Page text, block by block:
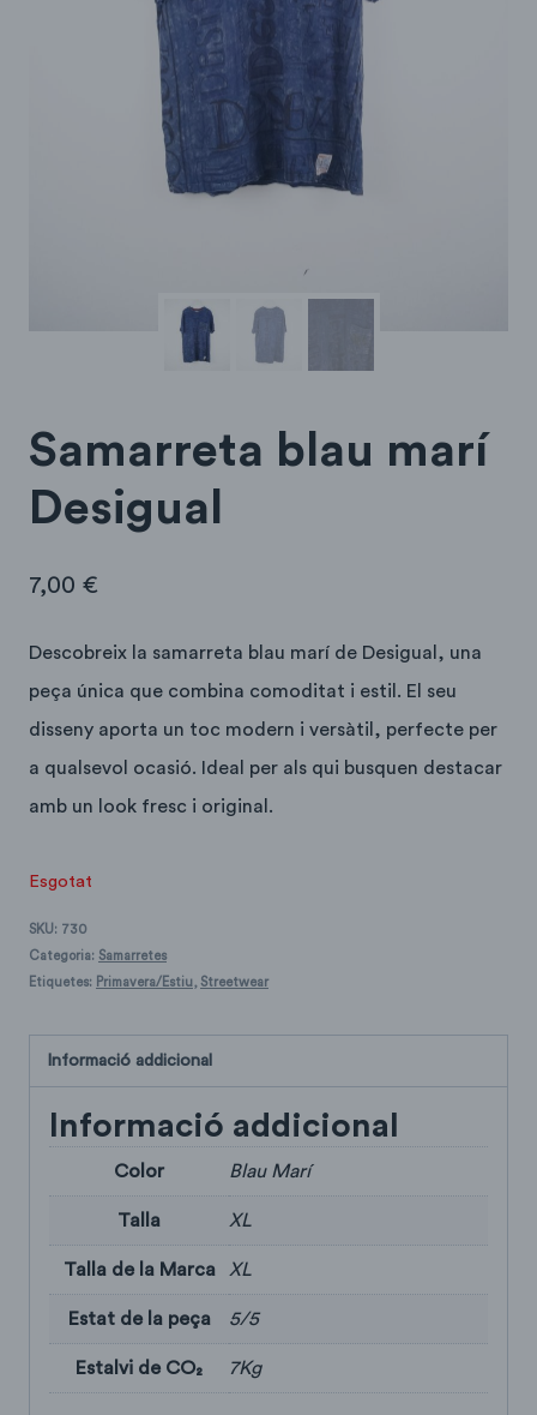
Samarreta blau marí
Desigual
7,00 €
Descobreix la samarreta blau marí de Desigual, una
peça única que combina comoditat i estil. El seu
disseny aporta un toc modern i versàtil, perfecte per
a qualsevol ocasió. Ideal per als qui busquen destacar
amb un look fresc i original.
Esgotat
SKU: 730
Categoria: Samarretes
Etiquetes: Primavera/Estiu, Streetwear
Informació addicional
Informació addicional
Color Blau Marí
Talla XL
Talla de la Marca XL
Estat de la peça 5/5
Estalvi de CO₂ 7Kg